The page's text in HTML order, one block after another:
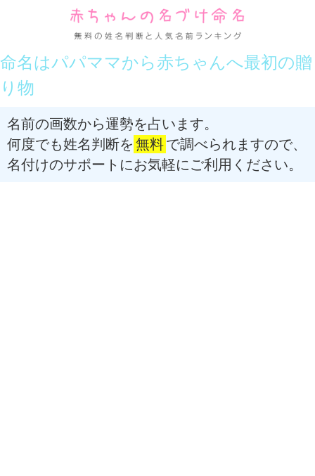
命名はパパママから赤ちゃんへ最初の贈
り物
名前の画数から運勢を占います。
何度でも姓名判断を 無料で調べられますので、
名付けのサポートにお気軽にご利用ください。